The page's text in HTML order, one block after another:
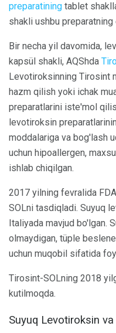
preparatining tablet
shakli ushbu
Bir necha yil davomida,
kapsül shakli, AQShda
Levotiroksinning Tirosint
hazm qilish yoki ichak
preparatlarini iste'mol
levotiroksin
moddalariga va bog'lash
uchun hipoallergen,
ishlab chiqilgan.
2017 yilning fevralida
SOLni tasdiqladi. Suyuq
Italiyada mavjud bo'lgan.
olmaydigan, tüple
uchun muqobil sifatida
Tirosint-SOLning 2018
kutilmoqda.
Suyuq Levotiroksin